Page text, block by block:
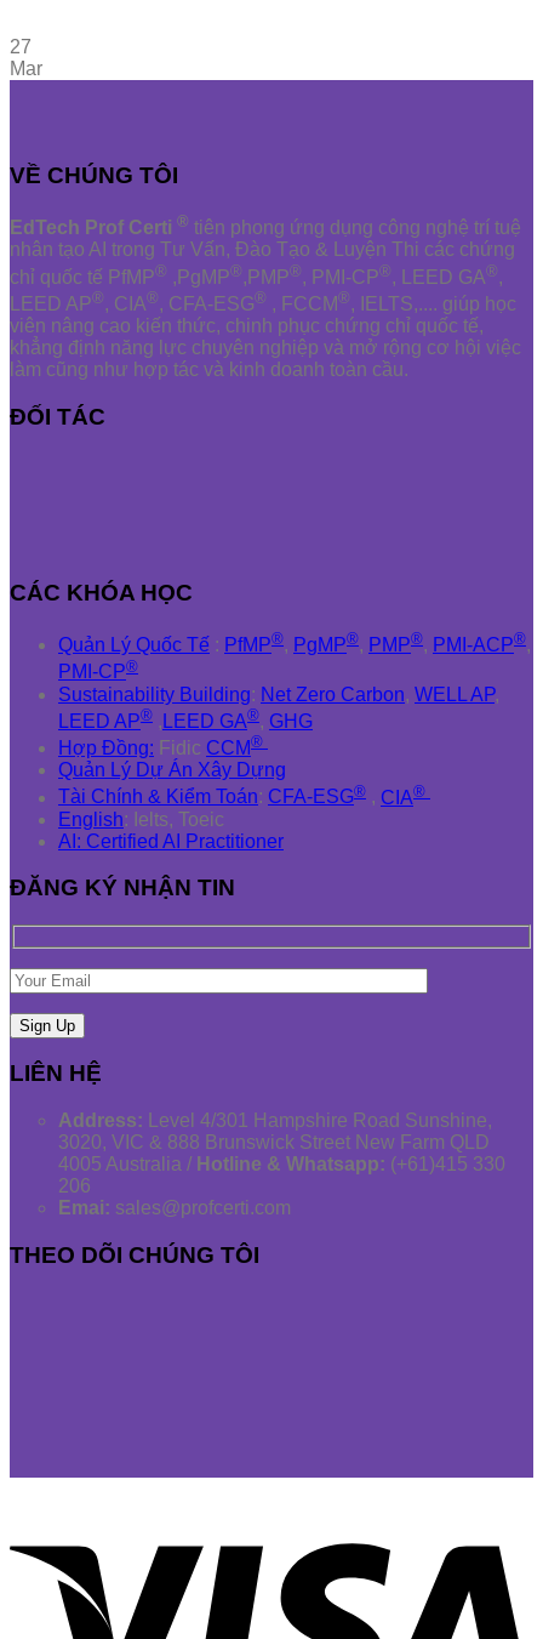
27
Mar
VỀ CHÚNG TÔI
EdTech Prof Certi ® tiên phong ứng dụng công nghệ trí tuệ
nhân tạo AI trong Tư Vấn, Đào Tạo & Luyện Thi các chứng
chỉ quốc tế PfMP® ,PgMP®,PMP®, PMI-CP®, LEED GA®,
LEED AP®, CIA®, CFA-ESG® , FCCM®, IELTS,.... giúp học
viên nâng cao kiến thức, chinh phục chứng chỉ quốc tế,
khẳng định năng lực chuyên nghiệp và mở rộng cơ hội việc
làm cũng như hợp tác và kinh doanh toàn cầu.
ĐỐI TÁC
CÁC KHÓA HỌC
Quản Lý Quốc Tế : PfMP®, PgMP®, PMP®, PMI-ACP®,
PMI-CP®
Sustainability Building: Net Zero Carbon, WELL AP,
LEED AP® , LEED GA®, GHG
Hợp Đồng: Fidic CCM®
Quản Lý Dự Án Xây Dựng
Tài Chính & Kiểm Toán: CFA-ESG® , CIA®
English: Ielts, Toeic
AI: Certified AI Practitioner
ĐĂNG KÝ NHẬN TIN
LIÊN HỆ
Address: Level 4/301 Hampshire Road Sunshine,
3020, VIC & 888 Brunswick Street New Farm QLD
4005 Australia / Hotline & Whatsapp: (+61)415 330
206
Emai: sales@profcerti.com
THEO DÕI CHÚNG TÔI